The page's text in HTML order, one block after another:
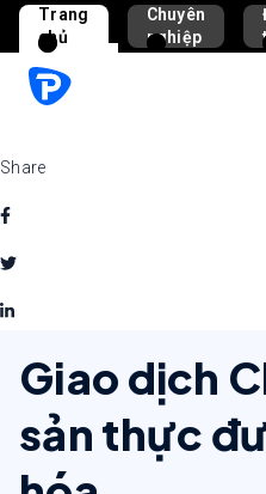
Trang
chủ
Chuyên
nghiệp
Share
Giao dịch
sản thực